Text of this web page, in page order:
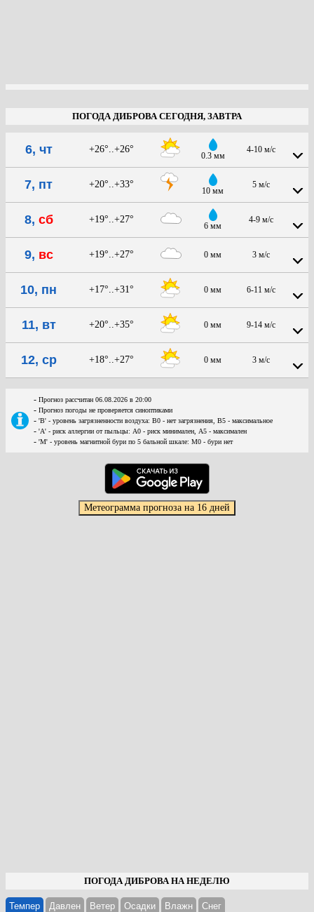
ПОГОДА ДИБРОВА СЕГОДНЯ, ЗАВТРА
6, чт +26°..+26°
0.3 мм
4-10 м/с
7, пт +20°..+33°
10 мм
5 м/с
8, сб +19°..+27°
6 мм
4-9 м/с
9, вс +19°..+27° 0 мм 3 м/с
10, пн +17°..+31° 0 мм 6-11 м/с
11, вт +20°..+35° 0 мм 9-14 м/с
12, ср +18°..+27° 0 мм 3 м/с
- Прогноз рассчитан 06.08.2026 в 20:00
- Прогноз погоды не проверяется синоптиками
- 'В' - уровень загрязненности воздуха: В0 - нет загрязнения, В5 - максимальное
- 'А' - риск аллергии от пыльцы: А0 - риск минимален, А5 - максимален
- 'М' - уровень магнитной бури по 5 бальной шкале: М0 - бури нет
ПОГОДА ДИБРОВА НА НЕДЕЛЮ
Темпер Давлен Ветер Осадки Влажн Cнег